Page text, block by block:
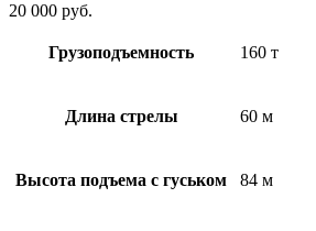
20 000 руб.
Грузоподъемность 160 т
Длина стрелы 60 м
Высота подъема с гуськом 84 м